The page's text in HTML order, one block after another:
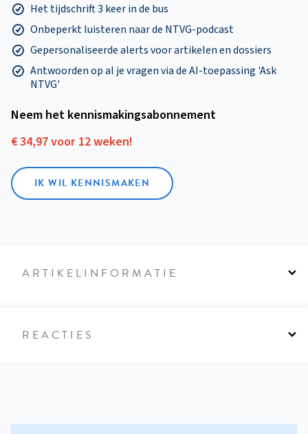
Het tijdschrift 3 keer in de bus
Onbeperkt luisteren naar de NTVG-podcast
Gepersonaliseerde alerts voor artikelen en dossiers
Antwoorden op al je vragen via de AI-toepassing 'Ask
NTVG'
Neem het kennismakings­abonnement
€ 34,97 voor 12 weken!
IK WIL KENNISMAKEN
ARTIKELINFORMATIE
REACTIES